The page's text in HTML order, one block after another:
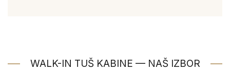
WALK-IN TUŠ KABINE — NAŠ IZBOR